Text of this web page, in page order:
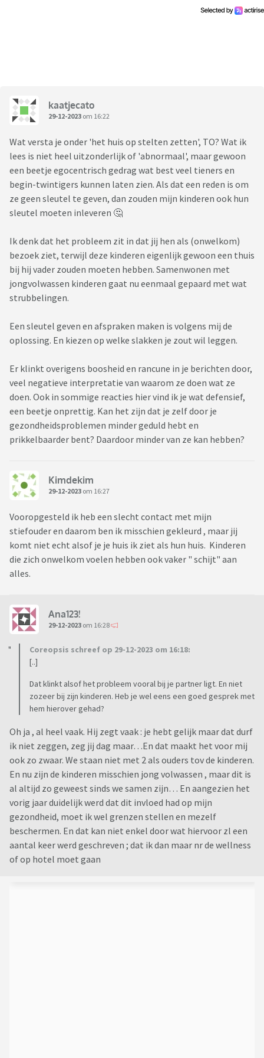
kaatjecato
29-12-2023 om 16:22
Wat versta je onder 'het huis op stelten zetten', TO? Wat ik
lees is niet heel uitzonderlijk of 'abnormaal', maar gewoon
een beetje egocentrisch gedrag wat best veel tieners en
begin-twintigers kunnen laten zien. Als dat een reden is om
ze geen sleutel te geven, dan zouden mijn kinderen ook hun
sleutel moeten inleveren 🤔
Ik denk dat het probleem zit in dat jij hen als (onwelkom)
bezoek ziet, terwijl deze kinderen eigenlijk gewoon een thuis
bij hij vader zouden moeten hebben. Samenwonen met
jongvolwassen kinderen gaat nu eenmaal gepaard met wat
strubbelingen.
Een sleutel geven en afspraken maken is volgens mij de
oplossing. En kiezen op welke slakken je zout wil leggen.
Er klinkt overigens boosheid en rancune in je berichten door,
veel negatieve interpretatie van waarom ze doen wat ze
doen. Ook in sommige reacties hier vind ik je wat defensief,
een beetje onprettig. Kan het zijn dat je zelf door je
gezondheidsproblemen minder geduld hebt en
prikkelbaarder bent? Daardoor minder van ze kan hebben?
Kimdekim
29-12-2023 om 16:27
Vooropgesteld ik heb een slecht contact met mijn
stiefouder en daarom ben ik misschien gekleurd , maar jij
komt niet echt alsof je je huis ik ziet als hun huis. Kinderen
die zich onwelkom voelen hebben ook vaker " schijt" aan
alles.
Ana123!
29-12-2023 om 16:28
Coreopsis schreef op 29-12-2023 om 16:18:
[..]
Dat klinkt alsof het probleem vooral bij je partner ligt. En niet
zozeer bij zijn kinderen. Heb je wel eens een goed gesprek met
hem hierover gehad?
Oh ja , al heel vaak. Hij zegt vaak : je hebt gelijk maar dat durf
ik niet zeggen, zeg jij dag maar…En dat maakt het voor mij
ook zo zwaar. We staan niet met 2 als ouders tov de kinderen.
En nu zijn de kinderen misschien jong volwassen , maar dit is
al altijd zo geweest sinds we samen zijn… En aangezien het
vorig jaar duidelijk werd dat dit invloed had op mijn
gezondheid, moet ik wel grenzen stellen en mezelf
beschermen. En dat kan niet enkel door wat hiervoor zl een
aantal keer werd geschreven ; dat ik dan maar nr de wellness
of op hotel moet gaan